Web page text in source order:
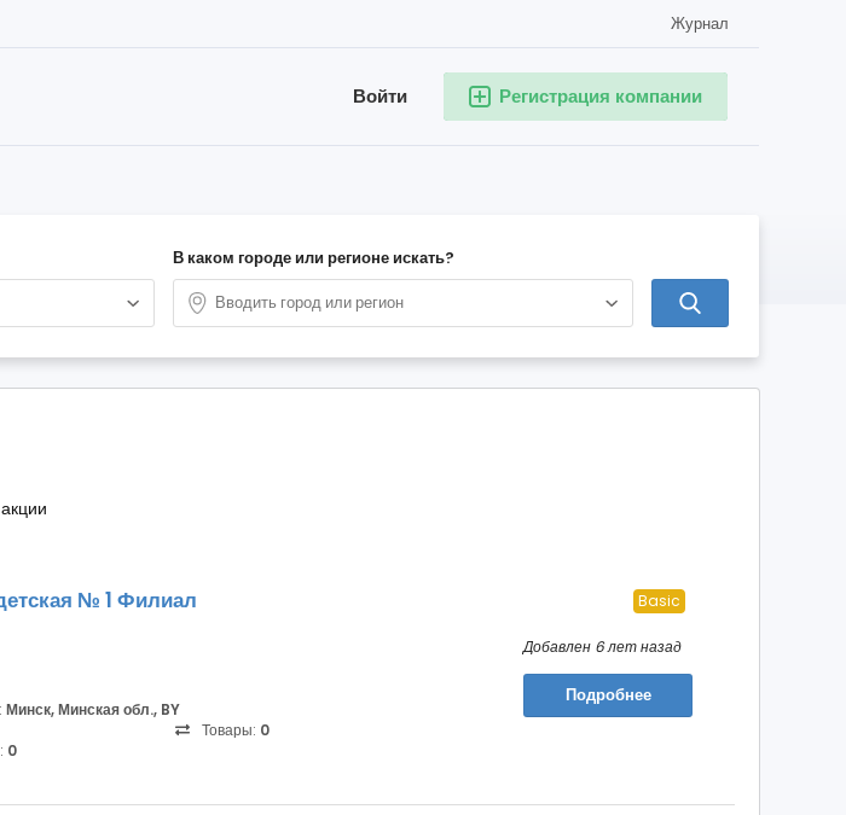
Журнал
Регистрация компании
Войти
В каком городе или регионе искать?
№ 1 Филиал
Минск, Минская обл., BY
Товары: 0
0
Basic
Добавлен 6 лет назад
Подробнее